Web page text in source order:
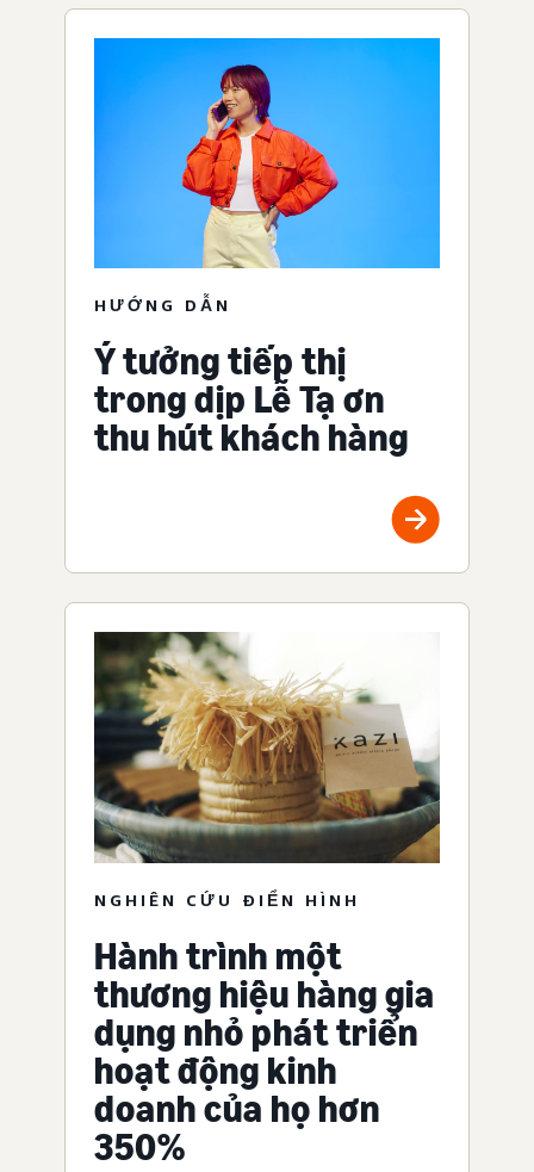
HƯỚNG DẪN
Ý tưởng tiếp thị
trong dịp Lễ Tạ ơn
thu hút khách hàng
NGHIÊN CỨU ĐIỂN HÌNH
Hành trình một
thương hiệu hàng gia
dụng nhỏ phát triển
hoạt động kinh
doanh của họ hơn
350%